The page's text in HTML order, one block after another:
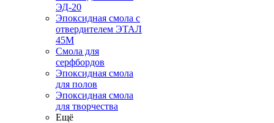
ЭД-20
Эпоксидная смола с
отвердителем ЭТАЛ
45М
Смола для
серфбордов
Эпоксидная смола
для полов
Эпоксидная смола
для творчества
Ещё